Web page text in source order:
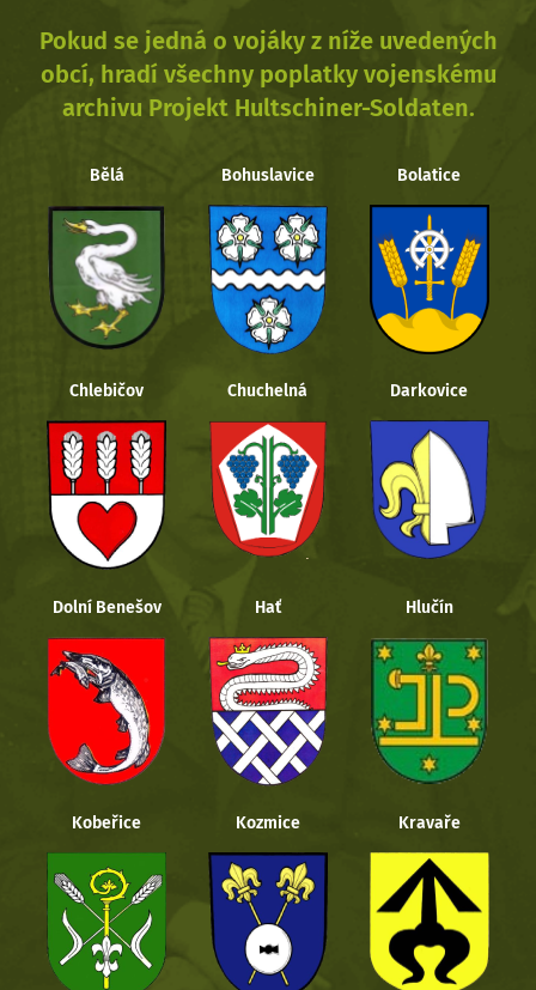
Pokud se jedná o vojáky z níže uvedených
obcí, hradí všechny poplatky vojenskému
archivu Projekt Hultschiner-Soldaten.
Bělá Bohuslavice Bolatice
Chlebičov Chuchelná Darkovice
Dolní Benešov Hať Hlučín
Kobeřice Kozmice Kravaře